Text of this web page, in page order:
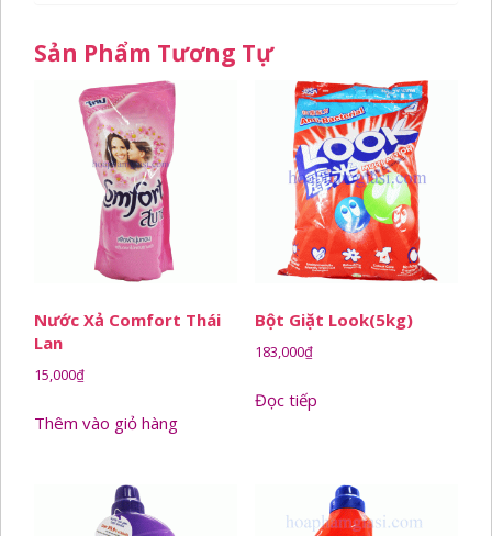
Sản Phẩm Tương Tự
Nước Xả Comfort Thái
Lan
15,000₫
Thêm vào giỏ hàng
Bột Giặt Look(5kg)
183,000₫
Đọc tiếp